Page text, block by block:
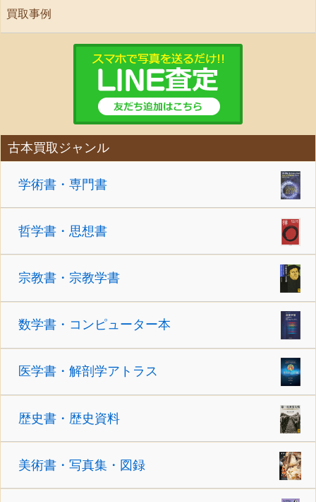
買取事例
古本買取ジャンル
学術書・専門書
哲学書・思想書
宗教書・宗教学書
数学書・コンピューター本
医学書・解剖学アトラス
歴史書・歴史資料
美術書・写真集・図録